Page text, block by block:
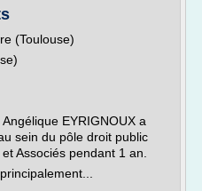
(Toulouse)
EYRIGNOUX a
sein du pôle droit public
Associés pendant 1 an.